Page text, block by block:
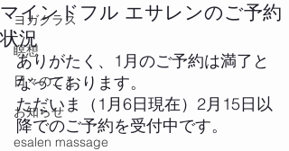
ヨガクラス
瞑想
日々のこと
お知らせ
esalen massage
マインドフル エサレンのご予約
状況
ありがたく、1月のご予約は満了と
なっております。
ただいま（1月6日現在）2月15日以
降でのご予約を受付中です。